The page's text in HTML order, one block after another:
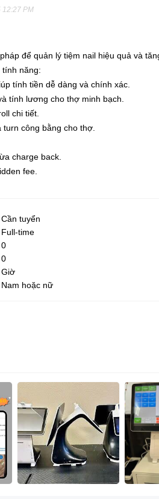
12:27 PM
để quản lý tiệm nail hiệu quả và
tính năng:
tính tiền dễ dàng và chính xác.
tính lương cho thợ minh bạch.
chi tiết.
công bằng cho thợ.
charge back.
fee.
Cần tuyển
Full-time
0
0
Giờ
Nam hoặc nữ